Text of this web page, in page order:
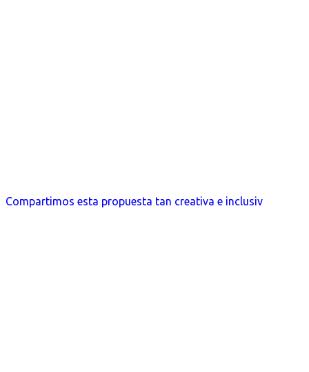
Compartimos esta propuesta tan creativa e inclusiv